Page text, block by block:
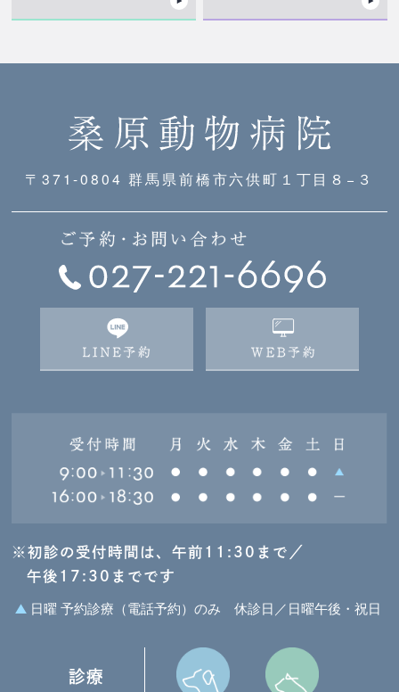
〒371-0804 群馬県前橋市六供町１丁目８−３
※初診の受付時間は、午前11:30まで／
午後17:30までです
日曜 予約診療（電話予約）のみ 休診日／日曜午後・祝日
診療